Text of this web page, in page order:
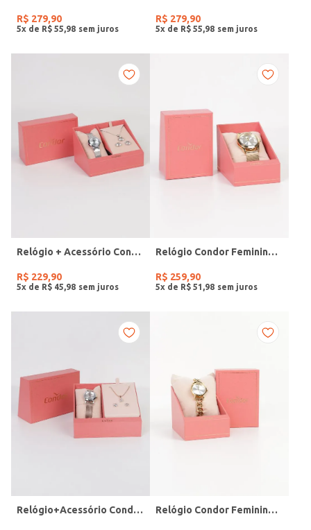
R$ 279,90
5x de R$ 55 98
R$ 279,90
5x de R$ 55 98
Relógio + Acessório Condor Feminino PRATA
R$ 229,90
5x de R$ 45 98
Relógio Condor Feminino DOURADO
R$ 259,90
5x de R$ 51 98
Relógio+Acessório Condor Feminino ROSE Relógio Condor Feminino DOURADO